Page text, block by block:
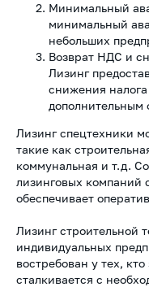
Минимальный
минимальный
небольших
Возврат НДС и
Лизинг
снижения
Лизинг спецтехники
такие как
коммунальная и т.д.
лизинговых компаний
обеспечивает
Лизинг строительной
индивидуальных
востребован у тех,
сталкивается с